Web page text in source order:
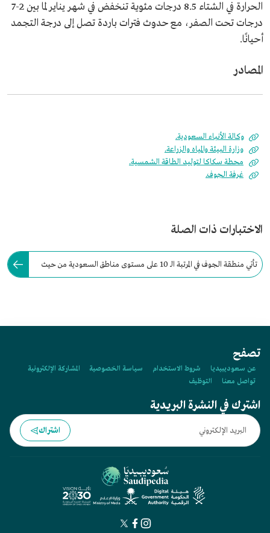
الحرارة في الشتاء 8.5 درجات مئوية تنخفض في شهر يناير لما بين 2-7
درجات تحت الصفر، مع حدوث فترات باردة تصل إلى درجة التجمد
أحيانًا.
المصادر
وكالة الأنباء السعودية.
وزارة البيئة والمياه والزراعة.
محطة سكاكا لتوليد الطاقة الشمسية.
غرفة الجوف.
الاختبارات ذات الصلة
تأتي منطقة الجوف في المرتبة الـ 10 على مستوى مناطق السعودية من حيث
تصفح
عن سعوديبيديا شروط الاستخدام سياسة الخصوصية
المشاركة الإلكترونية
تواصل معنا
التوظيف
اشترك في النشرة البريدية
اشتراك